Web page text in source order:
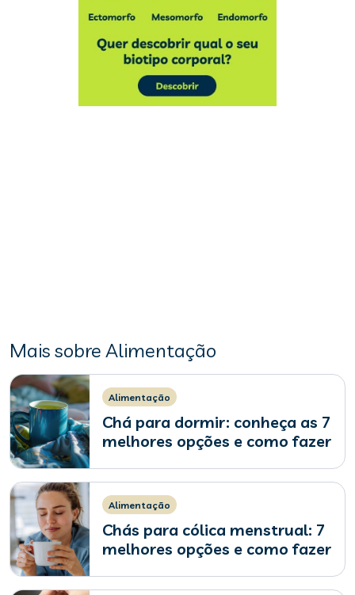
Mais sobre Alimentação
Alimentação
Chá para dormir: conheça as 7
melhores opções e como fazer
Alimentação
Chás para cólica menstrual: 7
melhores opções e como fazer